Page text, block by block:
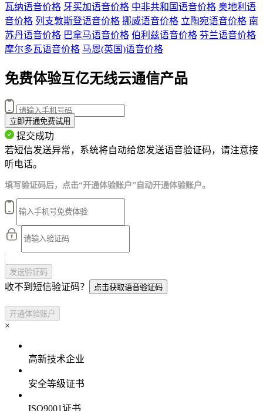
瓦纳语音价格 牙买加语音价格 中非共和国语音价格 奥地利语
音价格 列支敦斯登语音价格 挪威语音价格 立陶宛语音价格 南
苏丹语音价格 巴拿马语音价格 伯利兹语音价格 芬兰语音价格
摩尔多瓦语音价格 马恩(英国)语音价格
免费体验互亿无线云通信产品
立即开通免费试用
提交成功
若短信发送异常，系统将自动给您发送语音验证码，请注意接
听电话。
填写验证码后，点击“开通体验账户”自动开通体验账户。
发送验证码
收不到短信验证码？ 点击获取语音验证码
开通体验账户
×
高新技术企业
安全等级证书
ISO9001证书